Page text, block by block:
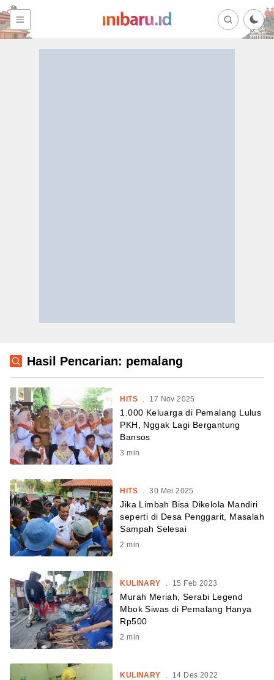
Hasil Pencarian: pemalang
HITS . 17 Nov 2025
1.000 Keluarga di Pemalang Lulus
PKH, Nggak Lagi Bergantung
Bansos
3 min
HITS . 30 Mei 2025
Jika Limbah Bisa Dikelola Mandiri
seperti di Desa Penggarit, Masalah
Sampah Selesai
2 min
KULINARY 15 Feb 2023
Murah Meriah, Serabi Legend
Mbok Siwas di Pemalang Hanya
Rp500
2 min
KULINARY . 14 Des 2022